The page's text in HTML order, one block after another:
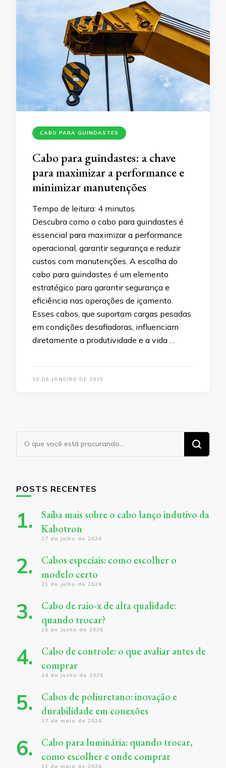
CABO PARA GUINDASTES
Cabo para guindastes: a chave
para maximizar a performance e
minimizar manutenções
Tempo de leitura: 4 minutos
Descubra como o cabo para guindastes é
essencial para maximizar a performance
operacional, garantir segurança e reduzir
custos com manutenções. A escolha do
cabo para guindastes é um elemento
estratégico para garantir segurança e
eficiência nas operações de içamento.
Esses cabos, que suportam cargas pesadas
em condições desafiadoras, influenciam
diretamente a produtividade e a vida …
10 DE JANEIRO DE 2025
Procurando
algo?
POSTS RECENTES
Saiba mais sobre o cabo lanço indutivo da
Kabotron
27 de julho de 2026
Cabos especiais: como escolher o
modelo certo
21 de julho de 2026
Cabo de raio-x de alta qualidade:
quando trocar?
26 de junho de 2026
Cabo de controle: o que avaliar antes de
comprar
24 de junho de 2026
Cabos de poliuretano: inovação e
durabilidade em conexões
27 de maio de 2026
Cabo para luminária: quando trocar,
como escolher e onde comprar
21 de maio de 2026